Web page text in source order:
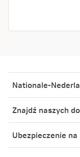
Nationale-
Nasze spółki
Aktualności
Biuro Prasowe
Znajdź naszych
Warszawa
Bielsko-Biała
Ubezpieczenie na